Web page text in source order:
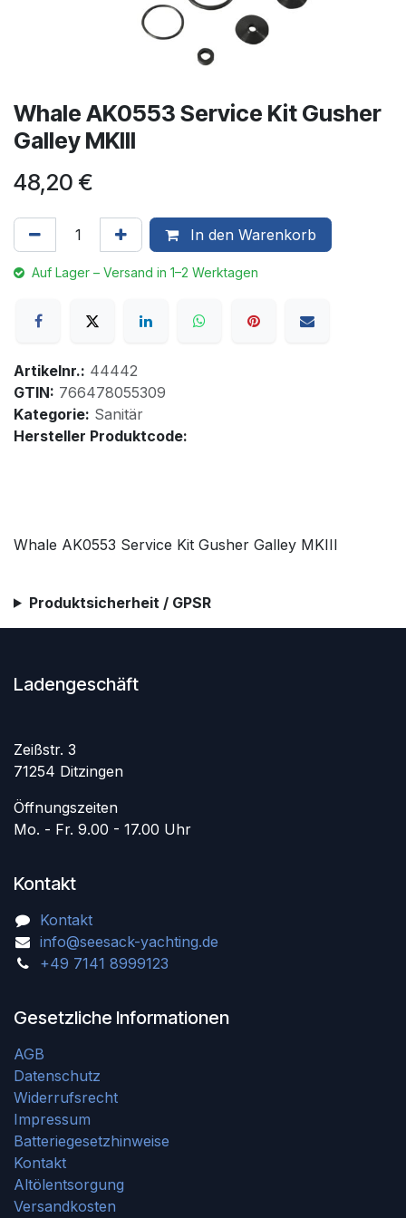
Whale AK0553 Service Kit Gusher
Galley MKIII
48,20 €
In den Warenkorb
Auf Lager – Versand in 1–2 Werktagen
Artikelnr.: 44442
GTIN: 766478055309
Kategorie: Sanitär
Hersteller Produktcode:
Whale AK0553 Service Kit Gusher Galley MKIII
Produktsicherheit / GPSR
Ladengeschäft
Zeißstr. 3
71254 Ditzingen
Öffnungszeiten
Mo. - Fr. 9.00 - 17.00 Uhr
Kontakt
Kontakt
info@seesack-yachting.de
+49 7141 8999123
Gesetzliche Informationen
AGB
Datenschutz
Widerrufsrecht
Impressum
Batteriegesetzhinweise
Kontakt
Altölentsorgung
Versandkosten